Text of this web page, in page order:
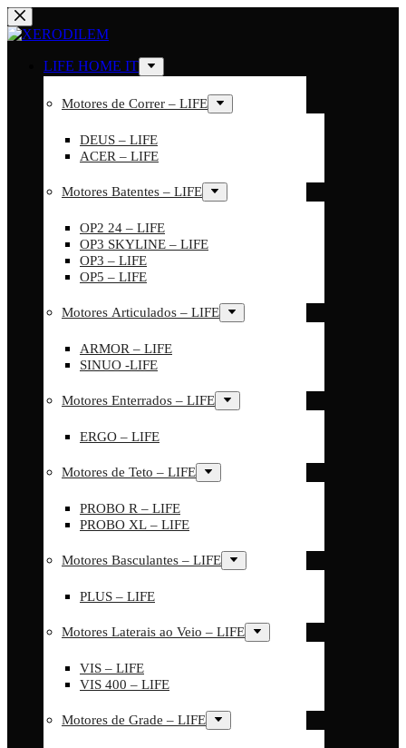
LIFE HOME IT
Motores de Correr – LIFE
DEUS – LIFE
ACER – LIFE
Motores Batentes – LIFE
OP2 24 – LIFE
OP3 SKYLINE – LIFE
OP3 – LIFE
OP5 – LIFE
Motores Articulados – LIFE
ARMOR – LIFE
SINUO -LIFE
Motores Enterrados – LIFE
ERGO – LIFE
Motores de Teto – LIFE
PROBO R – LIFE
PROBO XL – LIFE
Motores Basculantes – LIFE
PLUS – LIFE
Motores Laterais ao Veio – LIFE
VIS – LIFE
VIS 400 – LIFE
Motores de Grade – LIFE